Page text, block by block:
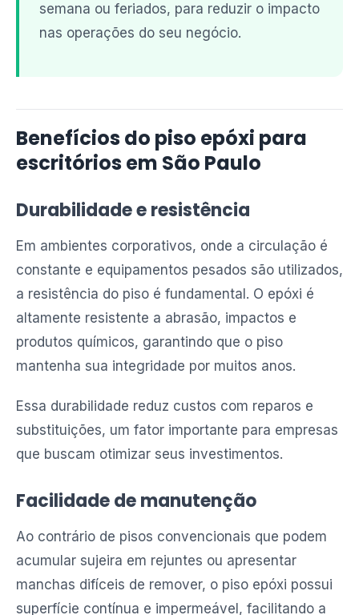
semana ou feriados, para reduzir o impacto
nas operações do seu negócio.
Benefícios do piso epóxi para
escritórios em São Paulo
Durabilidade e resistência
Em ambientes corporativos, onde a circulação é
constante e equipamentos pesados são utilizados,
a resistência do piso é fundamental. O epóxi é
altamente resistente a abrasão, impactos e
produtos químicos, garantindo que o piso
mantenha sua integridade por muitos anos.
Essa durabilidade reduz custos com reparos e
substituições, um fator importante para empresas
que buscam otimizar seus investimentos.
Facilidade de manutenção
Ao contrário de pisos convencionais que podem
acumular sujeira em rejuntes ou apresentar
manchas difíceis de remover, o piso epóxi possui
superfície contínua e impermeável, facilitando a